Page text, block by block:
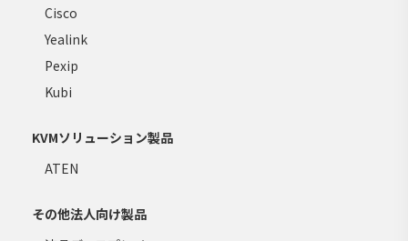
Cisco
Yealink
Pexip
Kubi
KVMソリューション製品
ATEN
その他法人向け製品